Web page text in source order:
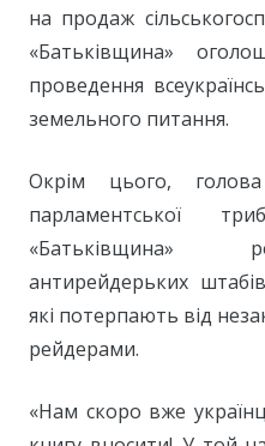
на продаж
«Батьківщина»
проведення
земельного питання.
Окрім цього,
парламентської
«Батьківщина»
антирейдерьких
які потерпають від
рейдерами.
«Нам скоро вже